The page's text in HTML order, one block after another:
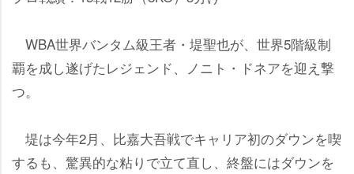
WBA世界バンタム級王者・堤聖也が、世界5階級制
覇を成し遂げたレジェンド、ノニト・ドネアを迎え撃
つ。
堤は今年2月、比嘉大吾戦でキャリア初のダウンを喫
するも、驚異的な粘りで立て直し、終盤にはダウンを